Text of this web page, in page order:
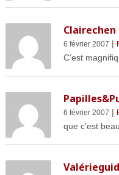
Clairechen
6 février 2007 |
C’est
6 février 2007 |
que c’est